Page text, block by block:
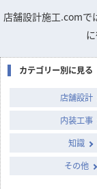
店舗設計施工.comで
カテゴリー別に見る
店舗設計
内装工事
知識
その他